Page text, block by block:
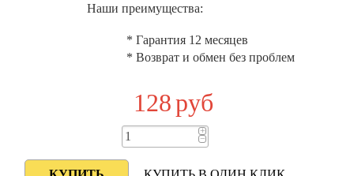
Наши преимущества:
* Гарантия 12 месяцев
* Возврат и обмен без проблем
128руб
+
−